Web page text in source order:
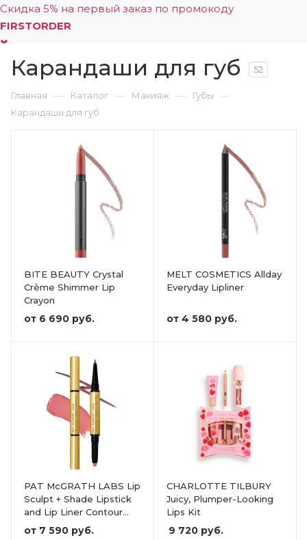
Скидка 5% на первый заказ по промокоду
FIRSTORDER
Карандаши для губ 52
Главная — Каталог — Макияж — Губы —
Карандаши для губ
BITE BEAUTY Crystal
Crème Shimmer Lip
Crayon
от 6 690 руб.
MELT COSMETICS Allday
Everyday Lipliner
от 4 580 руб.
PAT McGRATH LABS Lip
Sculpt + Shade Lipstick
and Lip Liner Contour
Duo
от 7 590 руб.
CHARLOTTE TILBURY
Juicy, Plumper-Looking
Lips Kit
9 720 руб.